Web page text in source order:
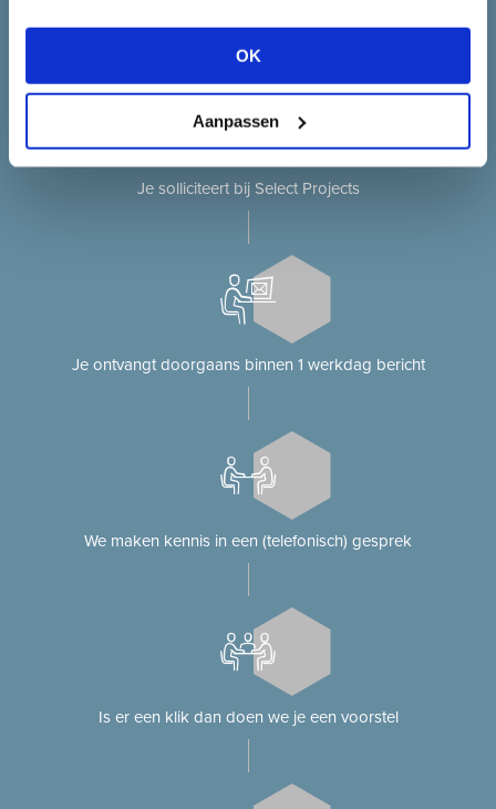
OK
Aanpassen
Solliciteren bij Select Projects
Je solliciteert op onze website?
Je solliciteert bij Select Projects
Je ontvangt doorgaans binnen 1 werkdag bericht
We maken kennis in een (telefonisch) gesprek
Is er een klik dan doen we je een voorstel